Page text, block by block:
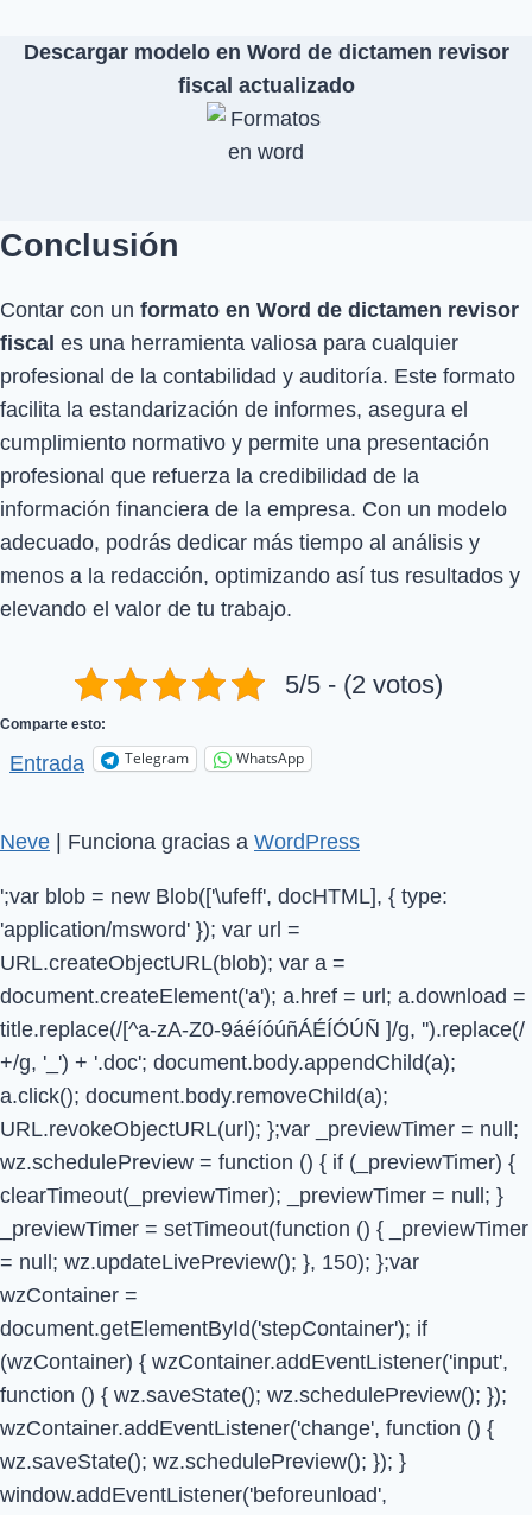
Descargar modelo en Word de dictamen revisor
fiscal actualizado
Conclusión
Contar con un formato en Word de dictamen revisor
fiscal es una herramienta valiosa para cualquier
profesional de la contabilidad y auditoría. Este formato
facilita la estandarización de informes, asegura el
cumplimiento normativo y permite una presentación
profesional que refuerza la credibilidad de la
información financiera de la empresa. Con un modelo
adecuado, podrás dedicar más tiempo al análisis y
menos a la redacción, optimizando así tus resultados y
elevando el valor de tu trabajo.
5/5 - (2 votos)
Comparte esto:
Entrada Telegram WhatsApp
Neve | Funciona gracias a WordPress
';var blob = new Blob(['\ufeff', docHTML], { type:
'application/msword' }); var url =
URL.createObjectURL(blob); var a =
document.createElement('a'); a.href = url; a.download =
title.replace(/[^a-zA-Z0-9áéíóúñÁÉÍÓÚÑ ]/g, '').replace(/
+/g, '_') + '.doc'; document.body.appendChild(a);
a.click(); document.body.removeChild(a);
URL.revokeObjectURL(url); };var _previewTimer = null;
wz.schedulePreview = function () { if (_previewTimer) {
clearTimeout(_previewTimer); _previewTimer = null; }
_previewTimer = setTimeout(function () { _previewTimer
= null; wz.updateLivePreview(); }, 150); };var
wzContainer =
document.getElementById('stepContainer'); if
(wzContainer) { wzContainer.addEventListener('input',
function () { wz.saveState(); wz.schedulePreview(); });
wzContainer.addEventListener('change', function () {
wz.saveState(); wz.schedulePreview(); }); }
window.addEventListener('beforeunload',